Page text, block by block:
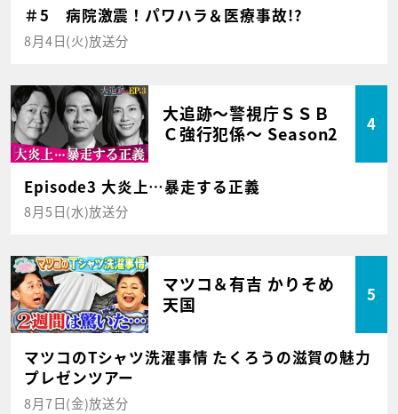
＃5 病院激震！パワハラ＆医療事故!?
8月4日(火)放送分
大追跡～警視庁ＳＳＢ
Ｃ強行犯係～ Season2
4
Episode3 大炎上…暴走する正義
8月5日(水)放送分
マツコ＆有吉 かりそめ
天国
5
マツコのTシャツ洗濯事情 たくろうの滋賀の魅力
プレゼンツアー
8月7日(金)放送分